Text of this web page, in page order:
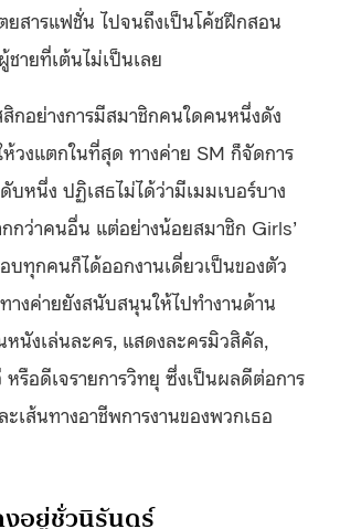
ยสารแฟชั่น ไปจนถึงเป็นโค้ชฝึกสอน
ชายที่เต้นไม่เป็นเลย
กอย่างการมีสมาชิกคนใดคนหนึ่งดัง
วงแตกในที่สุด ทางค่าย SM ก็จัดการ
บหนึ่ง ปฏิเสธไม่ได้ว่ามีเมมเบอร์บาง
กว่าคนอื่น แต่อย่างน้อยสมาชิก Girls’
บทุกคนก็ได้ออกงานเดี่ยวเป็นของตัว
างค่ายยังสนับสนุนให้ไปทำงานด้าน
หนังเล่นละคร, แสดงละครมิวสิคัล,
หรือดีเจรายการวิทยุ ซึ่งเป็นผลดีต่อการ
เส้นทางอาชีพการงานของพวกเธอ
งอยู่ชั่วนิรันดร์